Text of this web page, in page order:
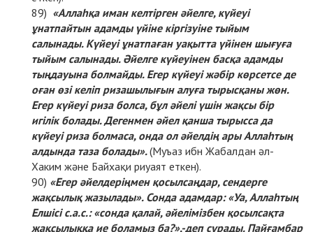
«Аллаһқа иман келтірген әйелге, күйеуі
ұнатпайтын адамды үйіне кіргізуіне тыйым
салынады. Күйеуі ұнатпаған уақытта үйінен шығуға
тыйым салынады. Әйелге күйеуінен басқа адамды
тыңдауына болмайды. Егер күйеуі жәбір көрсетсе де
оған өзі келіп ризашылығын алуға тырысқаны жөн.
Егер күйеуі риза болса, бұл әйелі үшін жақсы бір
игілік болады. Дегенмен әйел қанша тырысса да
күйеуі риза болмаса, онда ол әйелдің ары Аллаһтың
алдында таза болады».(Муъаз ибн Жабалдан әл-
Хаким және Байхақи риуаят еткен).
«Егер әйелдеріңмен қосылсаңдар, сендерге
жақсылық жазылады». Сонда адамдар: «Уа, Аллаһтың
Елшісі с.а.с.: «сонда қалай, әйелімізбен қосылсақта
жақсылыққа ие боламыз ба?»,-деп сұрады. Пайғамбар